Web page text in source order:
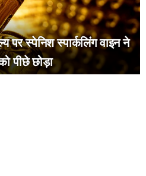
स्पेनिश स्पार्कलिंग वाइन ने
पीछे छोड़ा